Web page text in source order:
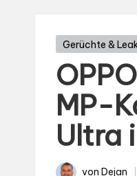
Gepostet
Gerüchte &
MP-
Ultra
von Dejan